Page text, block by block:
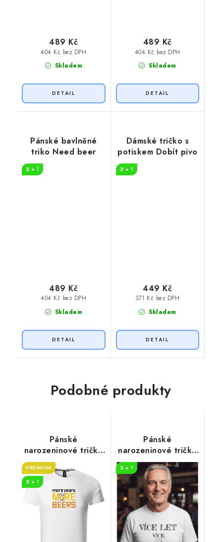
Skladem
404 Kč bez DPH
489 Kč
Skladem
404 Kč bez DPH
489 Kč
Pánské bavlněné
triko Need beer
2 + 1
Skladem
404 Kč bez DPH
489 Kč
Dámské tričko s
potiskem Dobít pivo
2 + 1
Skladem
371 Kč bez DPH
449 Kč
Podobné produkty
Pánské
narozeninové tričko
s potiskem More
beers
PREMIUM
2 + 1
Pánské
narozeninové tričko
Více PIV
2 + 1